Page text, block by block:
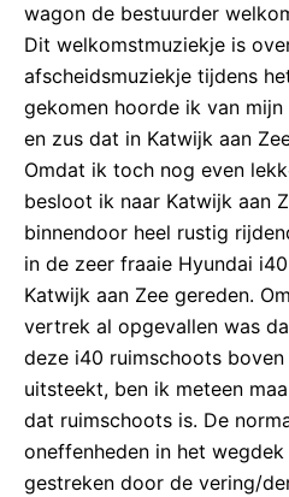
wagon de bestuurder
Dit welkomstmuziekje is
afscheidsmuziekje tijdens
gekomen hoorde ik van
en zus dat in Katwijk aan
Omdat ik toch nog even
besloot ik naar Katwijk aan
binnendoor heel rustig
in de zeer fraaie Hyundai
Katwijk aan Zee gereden.
vertrek al opgevallen was
deze i40 ruimschoots
uitsteekt, ben ik meteen
dat ruimschoots is. De
oneffenheden in het
gestreken door de vering/